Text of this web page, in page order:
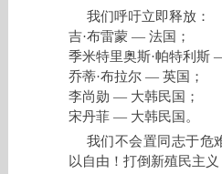
我们呼吁立即释放：
吉·布雷蒙 — 法国；
季米特里奥斯·帕特利斯
乔蒂·布拉尔 — 英国；
李尚勋 — 大韩民国；
宋丹菲 — 大韩民国。
我们不会置同志于危
以自由！打倒新殖民主义